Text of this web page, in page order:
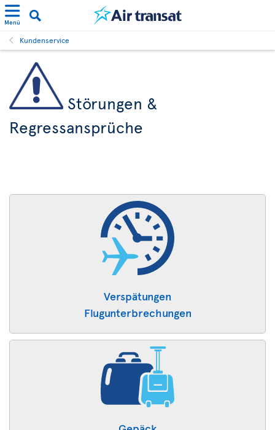
Menü
Kundenservice
Störungen &
Regressansprüche
Verspätungen
Flugunterbrechungen